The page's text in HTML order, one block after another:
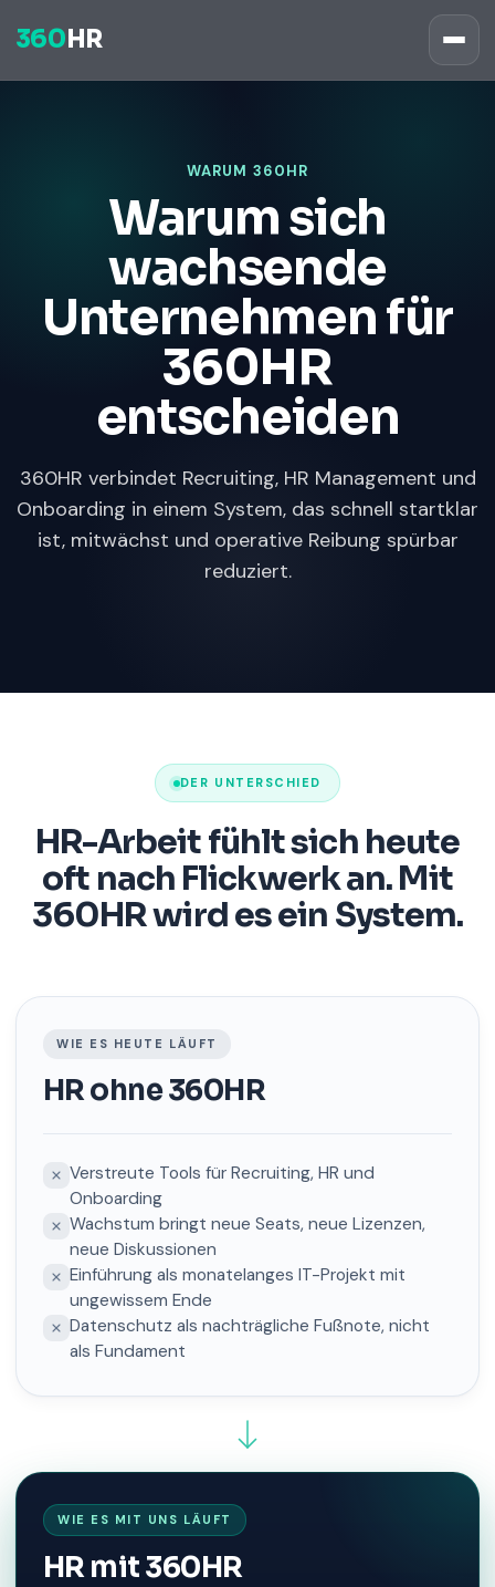
360 HR
WARUM 360HR
Warum sich
wachsende
Unternehmen für
360HR
entscheiden
360HR verbindet Recruiting, HR Management und
Onboarding in einem System, das schnell startklar
ist, mitwächst und operative Reibung spürbar
reduziert.
DER UNTERSCHIED
HR-Arbeit fühlt sich heute
oft nach Flickwerk an. Mit
360HR wird es ein System.
WIE ES HEUTE LÄUFT
HR ohne 360HR
Verstreute Tools für Recruiting, HR und
Onboarding
Wachstum bringt neue Seats, neue Lizenzen,
neue Diskussionen
Einführung als monatelanges IT-Projekt mit
ungewissem Ende
Datenschutz als nachträgliche Fußnote, nicht
als Fundament
WIE ES MIT UNS LÄUFT
HR mit 360HR